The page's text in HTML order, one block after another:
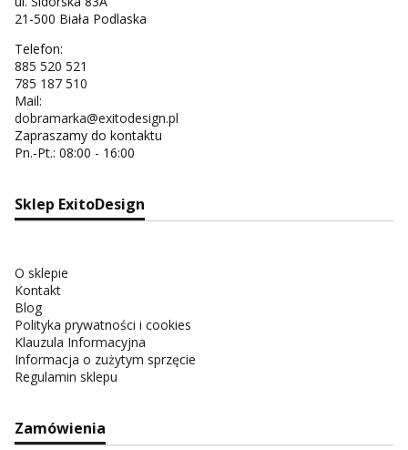
21-500 Biała Podlaska
Telefon:
885 520 521
785 187 510
Mail:
dobramarka@exitodesign.pl
Zapraszamy do kontaktu
Pn.-Pt.: 08:00 - 16:00
Sklep ExitoDesign
O sklepie
Kontakt
Blog
Polityka prywatności i cookies
Klauzula Informacyjna
Informacja o zużytym sprzęcie
Regulamin sklepu
Zamówienia